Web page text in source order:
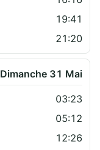
19:41
21:20
Dimanche 31 Mai
03:23
05:12
12:26